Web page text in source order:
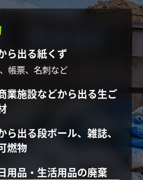
ら出る紙くず
帳票、名刺など
業施設などから出る生ご
ら出る段ボール、雑誌、
燃物
用品・生活用品の廃棄